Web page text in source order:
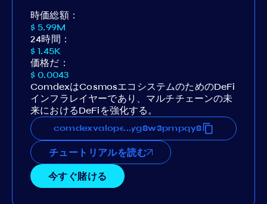
時価総額：
$ 5.99M
24時間：
$ 1.45K
価格だ：
$ 0.0043
ComdexはCosmosエコシステムのためのDeFi
インフラレイヤーであり、マルチチェーンの未
来におけるDeFiを強化する。
...
チュートリアルを読む
今すぐ賭ける